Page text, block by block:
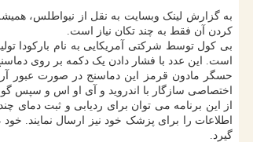
به گزارش لینک وبسایت به نقل از نیواطلس،
کردن آن فقط به چند تکان نیاز است.
بی کول توسط شرکتی آمریکایی به نام بارکودا
است. این عدد با فشار دادن یک دکمه بر روی
حسگر مادون قرمز این دماسنج در صورت عبور
اختصاصی سازگار با اندروید و آی او اس و سپس
از این برنامه می توان برای ردیابی و ثبت دمای
گیرد.